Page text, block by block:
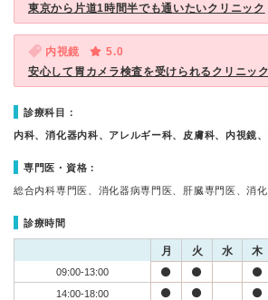
東京から片道1時間半でも通いたいクリニック
内視鏡
5.0
安心して胃カメラ検査を受けられるクリニック
診療科目：
内科、消化器内科、アレルギー科、皮膚科、内視鏡
専門医・資格：
総合内科専門医、消化器病専門医、肝臓専門医、消
診療時間
月 火 水 木
09:00-13:00
14:00-18:00